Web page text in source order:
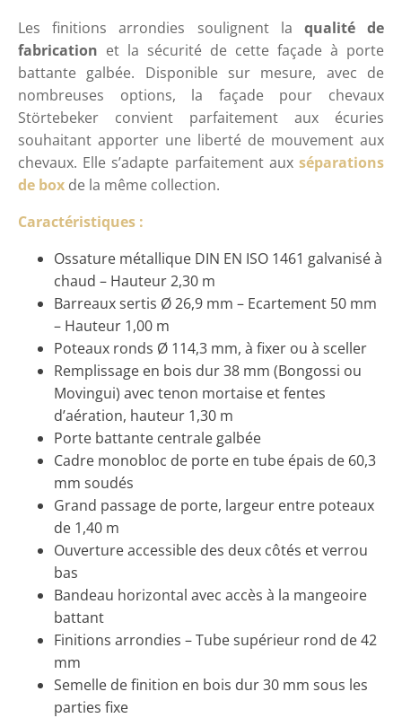
Les finitions arrondies soulignent la qualité de
fabrication et la sécurité de cette façade à porte
battante galbée. Disponible sur mesure, avec de
nombreuses options, la façade pour chevaux
Störtebeker convient parfaitement aux écuries
souhaitant apporter une liberté de mouvement aux
chevaux. Elle s’adapte parfaitement aux séparations
de box de la même collection.
Caractéristiques :
Ossature métallique DIN EN ISO 1461 galvanisé à
chaud – Hauteur 2,30 m
Barreaux sertis Ø 26,9 mm – Ecartement 50 mm
– Hauteur 1,00 m
Poteaux ronds Ø 114,3 mm, à fixer ou à sceller
Remplissage en bois dur 38 mm (Bongossi ou
Movingui) avec tenon mortaise et fentes
d’aération, hauteur 1,30 m
Porte battante centrale galbée
Cadre monobloc de porte en tube épais de 60,3
mm soudés
Grand passage de porte, largeur entre poteaux
de 1,40 m
Ouverture accessible des deux côtés et verrou
bas
Bandeau horizontal avec accès à la mangeoire
battant
Finitions arrondies – Tube supérieur rond de 42
mm
Semelle de finition en bois dur 30 mm sous les
parties fixe